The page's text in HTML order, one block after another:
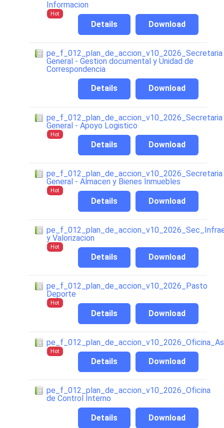
Informacion
Hot
Download
Details
pe_f_012_plan_de_accion_v10_2026_Secretaria
General - Gestion documental y Unidad de
Correspondencia
Download
Details
pe_f_012_plan_de_accion_v10_2026_Secretaria
General - Apoyo Logistico
Hot
Download
Details
pe_f_012_plan_de_accion_v10_2026_Secretaria
General - Almacen y Bienes Inmuebles
Hot
Download
Details
y Valorizacion
Hot
Download
Details
pe_f_012_plan_de_accion_v10_2026_Pasto
Deporte
Hot
Download
Details
Hot
Download
Details
pe_f_012_plan_de_accion_v10_2026_Oficina
de Control Interno
Download
Details